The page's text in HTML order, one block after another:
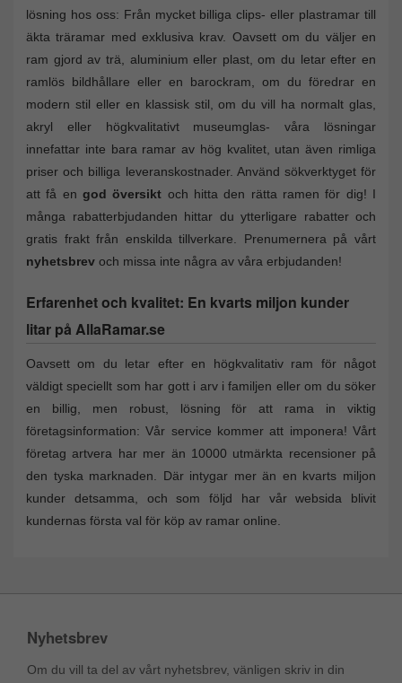
lösning hos oss: Från mycket billiga clips- eller plastramar till
äkta träramar med exklusiva krav. Oavsett om du väljer en
ram gjord av trä, aluminium eller plast, om du letar efter en
ramlös bildhållare eller en barockram, om du föredrar en
modern stil eller en klassisk stil, om du vill ha normalt glas,
akryl eller högkvalitativt museumglas- våra lösningar
innefattar inte bara ramar av hög kvalitet, utan även rimliga
priser och billiga leveranskostnader. Använd sökverktyget för
att få en god översikt och hitta den rätta ramen för dig! I
många rabatterbjudanden hittar du ytterligare rabatter och
gratis frakt från enskilda tillverkare. Prenumernera på vårt
nyhetsbrev och missa inte några av våra erbjudanden!
Erfarenhet och kvalitet: En kvarts miljon kunder
litar på AllaRamar.se
Oavsett om du letar efter en högkvalitativ ram för något
väldigt speciellt som har gott i arv i familjen eller om du söker
en billig, men robust, lösning för att rama in viktig
företagsinformation: Vår service kommer att imponera! Vårt
företag artvera har mer än 10000 utmärkta recensioner på
den tyska marknaden. Där intygar mer än en kvarts miljon
kunder detsamma, och som följd har vår websida blivit
kundernas första val för köp av ramar online.
Nyhetsbrev
Om du vill ta del av vårt nyhetsbrev, vänligen skriv in din